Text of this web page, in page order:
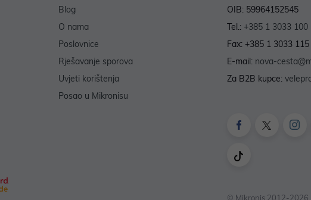
Blog
O nama
Poslovnice
Rješavanje sporova
Uvjeti korištenja
Posao u Mikronisu
OIB: 59964152545
Tel.: +385 1 3033 100
Fax: +385 1 3033 115
E-mail: nova-
Za B2B kupce:
© Mikronis 2012-2026